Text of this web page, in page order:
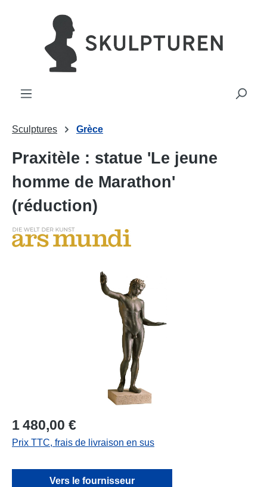
principal
Sculptures Grèce
Praxitèle : statue 'Le jeune
homme de Marathon'
(réduction)
Ignorer la galerie d'images
1 480,00 €
Prix TTC, frais de livraison en sus
Vers le fournisseur